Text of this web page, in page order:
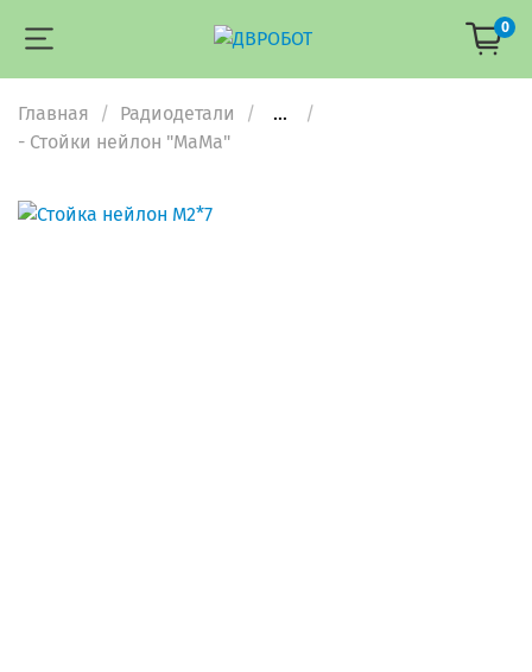
0
Главная Радиодетали
...
- Стойки нейлон "МаМа"